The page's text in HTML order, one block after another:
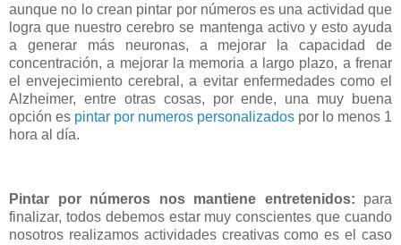
aunque no lo crean pintar por números es una actividad que
logra que nuestro cerebro se mantenga activo y esto ayuda
a generar más neuronas, a mejorar la capacidad de
concentración, a mejorar la memoria a largo plazo, a frenar
el envejecimiento cerebral, a evitar enfermedades como el
Alzheimer, entre otras cosas, por ende, una muy buena
opción es pintar por numeros personalizados por lo menos 1
hora al día.
Pintar por números nos mantiene entretenidos: para
finalizar, todos debemos estar muy conscientes que cuando
nosotros realizamos actividades creativas como es el caso